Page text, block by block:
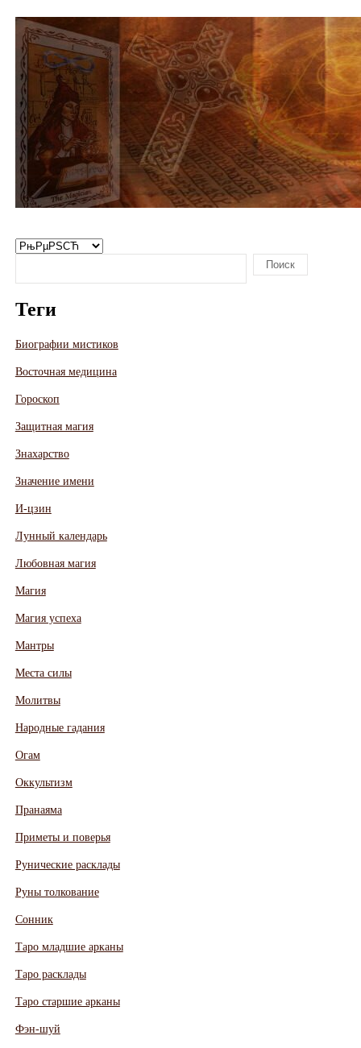
Теги
Биографии мистиков
Восточная медицина
Гороскоп
Защитная магия
Знахарство
Значение имени
И-цзин
Лунный календарь
Любовная магия
Магия
Магия успеха
Мантры
Места силы
Молитвы
Народные гадания
Огам
Оккультизм
Пранаяма
Приметы и поверья
Рунические расклады
Руны толкование
Сонник
Таро младшие арканы
Таро расклады
Таро старшие арканы
Фэн-шуй